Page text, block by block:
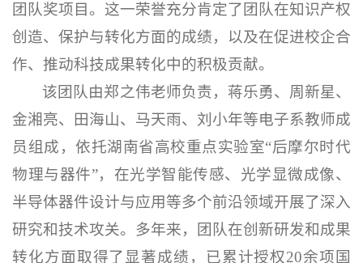
团队奖项目。这一荣誉充分肯定了团队在知识产权
创造、保护与转化方面的成绩，以及在促进校企合
作、推动科技成果转化中的积极贡献。
该团队由郑之伟老师负责，蒋乐勇、周新星、
金湘亮、田海山、马天雨、刘小年等电子系教师成
员组成，依托湖南省高校重点实验室“后摩尔时代
物理与器件”，在光学智能传感、光学显微成像、
半导体器件设计与应用等多个前沿领域开展了深入
研究和技术攻关。多年来，团队在创新研发和成果
转化方面取得了显著成绩，已累计授权20余项国